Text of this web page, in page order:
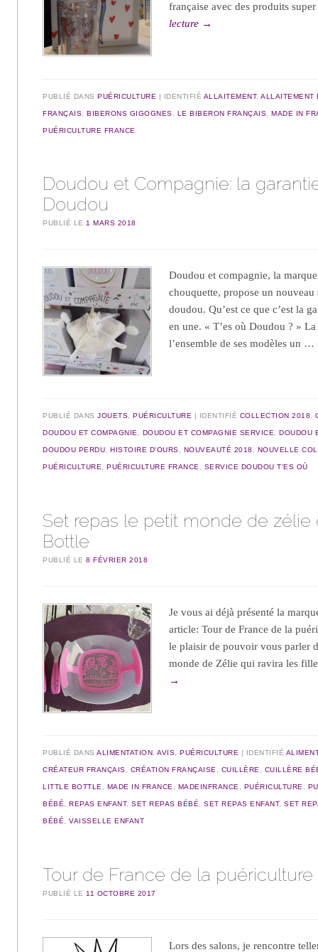
française avec des produits
lecture →
PUBLIÉ DANSPUÉRICULTURE IDENTIFIÉ ALLAITEMENT,ALLAITEMENT
FRANÇAIS ,BIBERONS GIGOGNES LE BIBERON FRANÇAIS ,MADE IN
PUÉRICULTURE FRANCE
Doudou et Compagnie: la
Doudou
PUBLIÉ LE 1 MARS 2018
Doudou et compagnie, la
chouquette, propose un
doudou. Qu’est ce que c’est la
en une. « T’es où Doudou ? »
l’ensemble de ses modèles un …
PUBLIÉ DANSJOUETS, PUÉRICULTURE IDENTIFIÉ COLLECTION 2018,
DOUDOU ET COMPAGNIE, DOUDOU ET COMPAGNIE SERVICE, DOUDOU
DOUDOU PERDU, HISTOIRE D'OURS, NOUVEAUTÉ 2018 , NOUVELLE
PUÉRICULTURE, PUÉRICULTURE FRANCE, SERVICE DOUDOU T'ES OÙ
Set repas le petit monde de zélie
Bottle
PUBLIÉ LE8 FÉVRIER 2018
Je vous ai déjà présenté la
article: Tour de France de la
le plaisir de pouvoir vous parler
monde de Zélie qui ravira les
→
PUBLIÉ DANSALIMENTATION,AVIS,PUÉRICULTURE IDENTIFIÉ
CRÉATEUR FRANÇAIS, CRÉATION FRANÇAISE, CUILLÈRE, CUILLÈRE
LITTLE BOTTLE, MADE IN FRANCE, MADEINFRANCE, PUÉRICULTURE,
BÉBÉ,REPAS ENFANT,SET REPAS BÉBÉ,SET REPAS ENFANT,SET
BÉBÉ,VAISSELLE ENFANT
Tour de France de la puériculture
PUBLIÉ LE 11 OCTOBRE 2017
Lors des salons, je rencontre